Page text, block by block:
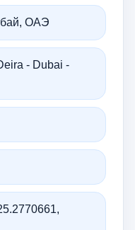
ОАЭ
- Dubai -